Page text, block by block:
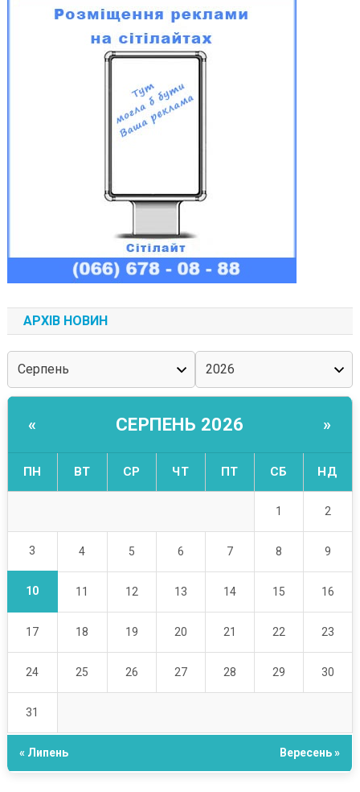
АРХІВ НОВИН
« СЕРПЕНЬ 2026 »
ПН ВТ СР ЧТ ПТ СБ НД
1 2
3 4 5 6 7 8 9
10 11 12 13 14 15 16
17 18 19 20 21 22 23
24 25 26 27 28 29 30
31
« Липень Вересень »